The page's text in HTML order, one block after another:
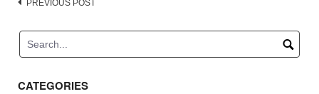
Post
PREVIOUS POST
CATEGORIES